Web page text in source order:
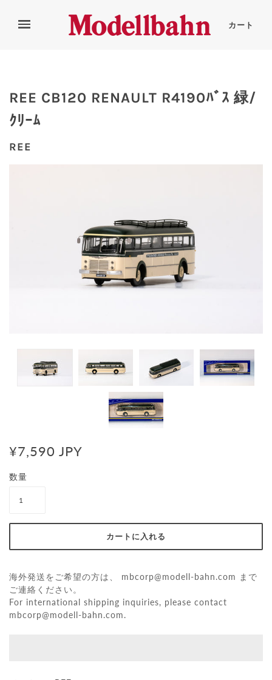
カート
REE CB120 RENAULT R4190ﾊﾞｽ 緑/
ｸﾘｰﾑ
REE
¥7,590 JPY
数量
海外発送をご希望の方は、 mbcorp@modell-bahn.com
まで
ご連絡ください。
For international shipping inquiries, please contact
mbcorp@modell-bahn.com.